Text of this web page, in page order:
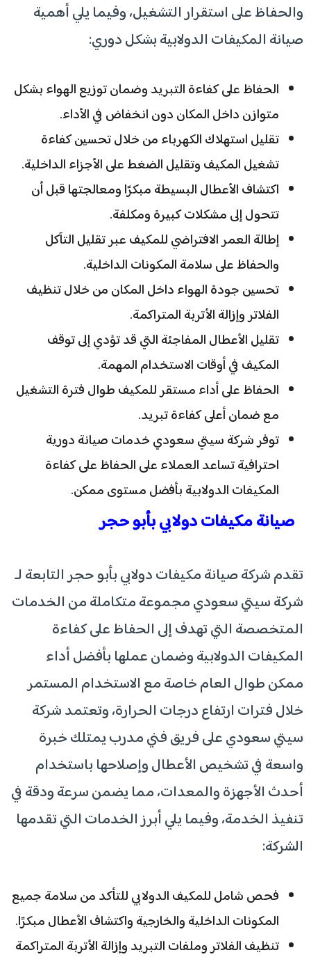
والحفاظ على استقرار التشغيل، وفيما يلي أهمية
صيانة المكيفات الدولابية بشكل دوري:
الحفاظ على كفاءة التبريد وضمان توزيع الهواء بشكل
متوازن داخل المكان دون انخفاض في الأداء.
تقليل استهلاك الكهرباء من خلال تحسين كفاءة
تشغيل المكيف وتقليل الضغط على الأجزاء الداخلية.
اكتشاف الأعطال البسيطة مبكرًا ومعالجتها قبل أن
تتحول إلى مشكلات كبيرة ومكلفة.
إطالة العمر الافتراضي للمكيف عبر تقليل التآكل
والحفاظ على سلامة المكونات الداخلية.
تحسين جودة الهواء داخل المكان من خلال تنظيف
الفلاتر وإزالة الأتربة المتراكمة.
تقليل الأعطال المفاجئة التي قد تؤدي إلى توقف
المكيف في أوقات الاستخدام المهمة.
الحفاظ على أداء مستقر للمكيف طوال فترة التشغيل
مع ضمان أعلى كفاءة تبريد.
توفر شركة سيتي سعودي خدمات صيانة دورية
احترافية تساعد العملاء على الحفاظ على كفاءة
المكيفات الدولابية بأفضل مستوى ممكن.
صيانة مكيفات دولابي بأبو حجر
تقدم شركة صيانة مكيفات دولابي بأبو حجر التابعة لـ
شركة سيتي سعودي مجموعة متكاملة من الخدمات
المتخصصة التي تهدف إلى الحفاظ على كفاءة
المكيفات الدولابية وضمان عملها بأفضل أداء
ممكن طوال العام خاصة مع الاستخدام المستمر
خلال فترات ارتفاع درجات الحرارة، وتعتمد شركة
سيتي سعودي على فريق فني مدرب يمتلك خبرة
واسعة في تشخيص الأعطال وإصلاحها باستخدام
أحدث الأجهزة والمعدات، مما يضمن سرعة ودقة في
تنفيذ الخدمة، وفيما يلي أبرز الخدمات التي تقدمها
الشركة:
فحص شامل للمكيف الدولابي للتأكد من سلامة جميع
المكونات الداخلية والخارجية واكتشاف الأعطال مبكرًا.
تنظيف الفلاتر وملفات التبريد وإزالة الأتربة المتراكمة